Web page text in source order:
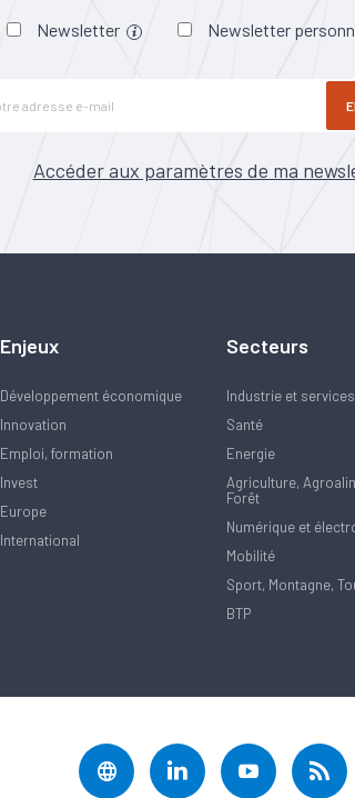
Newsletter Newsletter
Accéder aux paramètres de ma
Enjeux
Développement économique
Innovation
Emploi, formation
Invest
Europe
International
Secteurs
Industrie et
Santé
Energie
Agriculture,
Forêt
Numérique et
Mobilité
Sport, Montagne,
BTP